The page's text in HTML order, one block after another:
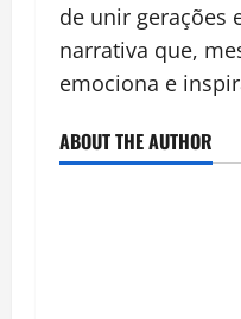
de unir gerações
narrativa que,
emociona e
ABOUT THE AUTHOR